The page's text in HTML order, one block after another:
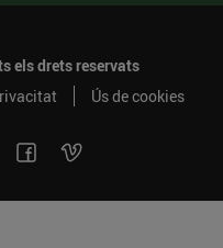
els drets reservats
Ús de cookies